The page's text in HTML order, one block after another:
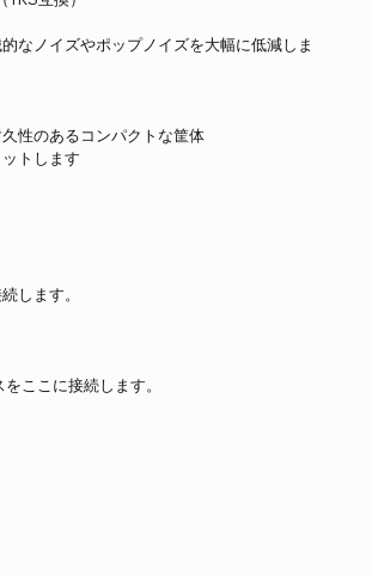
なノイズやポップノイズを大幅に低減しま
性のあるコンパクトな筐体
トします
します。
ここに接続します。